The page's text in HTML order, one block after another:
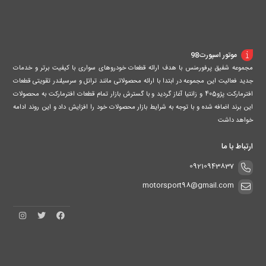
موتور اسپورت98
مجموعه شفیق پرفورمنس با هدف ارائه قطعات خودروهای سواری با کیفیت برتر و خدمات
جدید فعالیت این مجموعه در ابتدا با ارائه محصولاتی مانند تراتل و سرسیلندر تقویتی قطعات
افترمارکت پژو405 و زانتیا آغاز گردید و با گسترش بازار تمام قطعات افترمارکت به محصولات
این برند اضافه شده و با توجه به شرایط بازار محصولات خود را افزایش داد و این روند ادامه
خواهد داشت
ارتباط با ما
09210943837
motorsport98@gmail.com